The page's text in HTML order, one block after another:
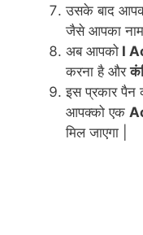
उसके बाद
जैसे आपका नाम,
अब आपको I
करना है और
इस प्रकार पैन
आपक्को एक
मिल जाएगा |